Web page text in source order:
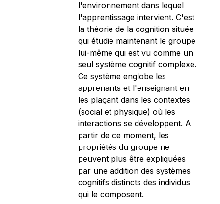
l'environnement dans lequel
l'apprentissage intervient. C'est
la théorie de la cognition située
qui étudie maintenant le groupe
lui-même qui est vu comme un
seul système cognitif complexe.
Ce système englobe les
apprenants et l'enseignant en
les plaçant dans les contextes
(social et physique) où les
interactions se développent. A
partir de ce moment, les
propriétés du groupe ne
peuvent plus être expliquées
par une addition des systèmes
cognitifs distincts des individus
qui le composent.